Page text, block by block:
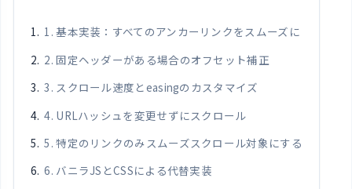
1. 基本実装：すべてのアンカーリンクをスムーズに
2. 固定ヘッダーがある場合のオフセット補正
3. スクロール速度とeasingのカスタマイズ
4. URLハッシュを変更せずにスクロール
5. 特定のリンクのみスムーズスクロール対象にする
6. バニラJSとCSSによる代替実装